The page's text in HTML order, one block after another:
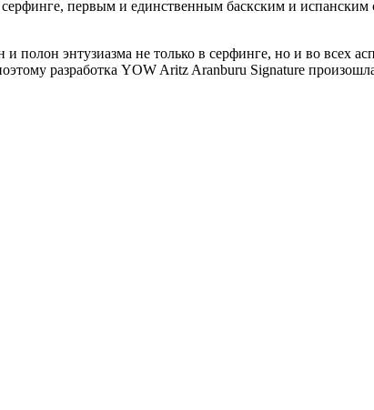
первым и единственным баскским и
полон энтузиазма не только в серфинге, но и во всех
разработка YOW Aritz Aranburu Signature